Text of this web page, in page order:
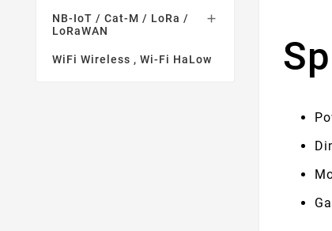
NB-IoT / Cat-M / LoRa /
LoRaWAN

WiFi Wireless , Wi-Fi HaLow